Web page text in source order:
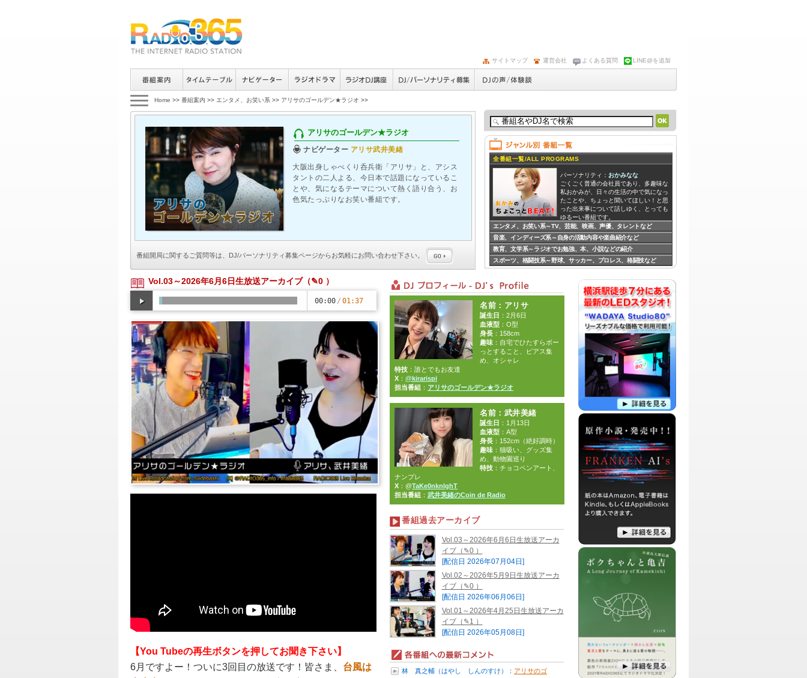
サイトマップ 運営会社 よくある質問 LINE@を追加
Home >> 番組案内 >> エンタメ、お笑い系 >> アリサのゴールデン★ラジオ >>
アリサのゴールデン★ラジオ
ナビゲーター アリサ武井美緒
大阪出身しゃべくり呑兵衛「アリサ」と、アシス
タントの二人よる、今日本で話題になっているこ
とや、気になるテーマについて熱く語り合う、お
色気たっぷりなお笑い番組です。
番組開局に関するご質問等は、 DJ/パーソナリティ募集ページからお気軽にお問い合わせ下さい。
Vol.03～2026年6月6日生放送アーカイブ（✎0 ）
00:00 / 01:37
【You Tubeの再生ボタンを押してお聞き下さい】
6月ですよー！ついに3回目の放送です！皆さま、 台風は
名前：アリサ
誕生日 ：2月6日
血液型 ：O型
身長 ：158cm
趣味 ：自宅でひたすらボー
っとすること、ピアス集
め、オシャレ
特技 ：誰とでもお友達
X ： @kirarispi
担当番組 ： アリサのゴールデン★ラジオ
名前 ：武井美緒
誕生日 ：1月13日
血液型 ：A型
身長 ：152cm（絶好調時）
趣味 ：猫吸い、グッズ集
め、動物園巡り
特技 ：チョコペンアート、
ナンプレ
X ：@TaKe0nknIghT
担当番組 ： 武井美緒のCoin de Radio
番組過去アーカイブ
Vol.03～2026年6月6日生放送アーカ
イブ（✎0 ）
[配信日 2026年07月04日]
Vol.02～2026年5月9日生放送アーカ
イブ（✎0 ）
[配信日 2026年06月06日]
Vol.01～2026年4月25日生放送アーカ
イブ（✎1 ）
[配信日 2026年05月08日]
林 真之輔（はやし しんのすけ）： アリサのゴ
全番組一覧/ALL PROGRAMS
パーソナリティ： おかみなな
ごくごく普通の会社員であり、多趣味な
私おかみが、日々の生活の中で気になっ
たことや、ちょっと聞いてほしい！と思
った出来事について話しゆく、とっても
ゆるーい番組です。
パーソナリティ：ダイナマイト☆ナオキ
ロックンローラーダイナマイト☆ナオキ
による、リスナーのみんなからの人生相
談アレコレを解決したり、身近にいる友
りする愉快な番組です。
パーソナリティ：DJ HIROTO
DJ HIROTOによるネットニュースを話題
に、リスナーからのメッセージをSense
溢れる言葉と、Qualityの高い視点で語っ
ていこうという番組です。
パーソナリティ：DJこっちゃん
DJこっちゃんがネットニュースを中心に
ツッコミを入れたり、日常生活のアレコ
レについて語る。元気があればなんでも
ありな番組です！
パーソナリティ：染谷香衣
オタクなDJ 染谷香衣による、自分しか
好きじゃないだろって物や、サブカルに
関する物などを、思うまま語ってみんな
を染めちゃおうぜ！というオタクの為の
喋り場的な番組です。
DJ MIYUKIが、あなたの毎日をキラキラ
させ、アラフォー女性を応援する
Happy,Smile and Luckyな番組です。
パーソナリティ：
さすらいのメディアクリエイター・ATS
による、最近気になるあんな ことや、こ
りする番組です。
パーソナリティ：篠原まさこ
ーテイメントから、アート、サイエン
ス、イベント情報などをお届けする番組
エンタメ、お笑い系～TV、芸能、映画、声優、タレントなど
音楽、インディーズ系～自身の活動内容や楽曲紹介など
教育、文学系～ラジオでお勉強、本、小説などの紹介
スポーツ、格闘技系～野球、サッカー、プロレス、格闘技など